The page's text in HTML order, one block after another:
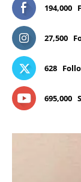
194,000
27,500
628
695,000